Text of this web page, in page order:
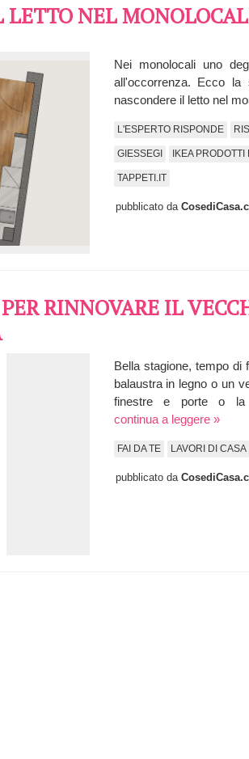
LETTO NEL
Nei monolocali uno
all'occorrenza. Ecco la
nascondere il letto nel
L'ESPERTO RISPONDE
GIESSEGI IKEA PRODOTTI
TAPPETI.IT
pubblicato da
RINNOVARE IL
Bella stagione, tempo
balaustra in legno o un
finestre e porte o la
continua a leggere »
FAI DA TE LAVORI DI CASA
pubblicato da